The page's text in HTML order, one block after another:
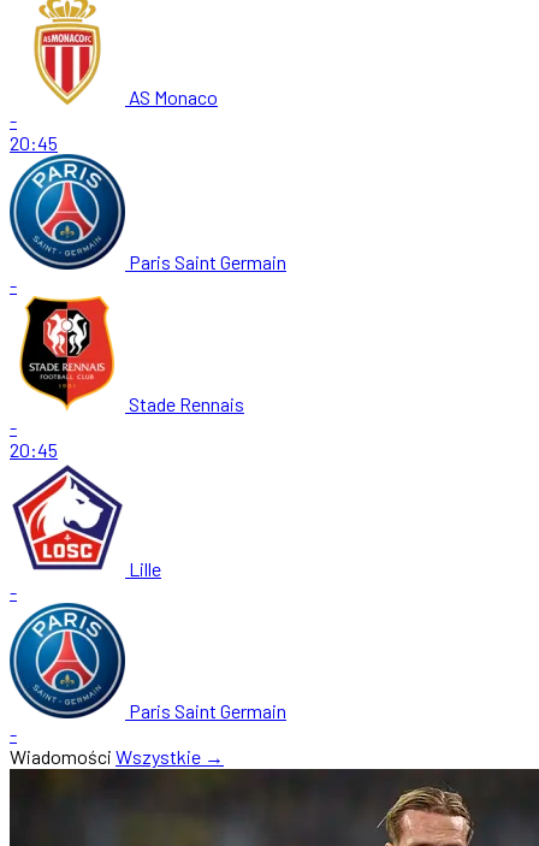
AS Monaco
-
20:45
Paris Saint Germain
-
Stade Rennais
-
20:45
Lille
-
Paris Saint Germain
-
Wiadomości Wszystkie →